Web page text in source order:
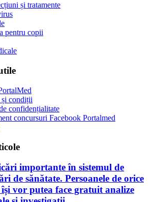
și tratamente
pentru copii
condiții
confidențialitate
concursuri Facebook Portalmed
importante în sistemul de
de sănătate. Persoanele de orice
vor putea face gratuit analize